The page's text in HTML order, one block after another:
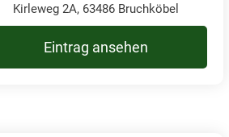
Kirleweg 2A, 63486 Bruchköbel
Eintrag ansehen